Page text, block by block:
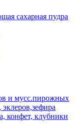
сахарная пудра
и мусс.пирожных
конфет, клубники